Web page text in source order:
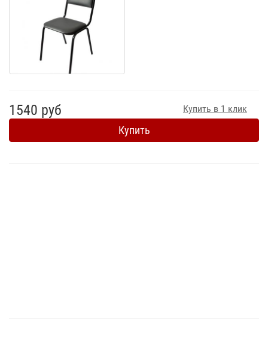
Купить в 1 клик
1540 руб
Купить